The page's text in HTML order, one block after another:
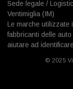
Sede legale /
Ventimiglia (IM)
Le marche utilizzate
fabbricanti delle
aiutare ad
© 2025